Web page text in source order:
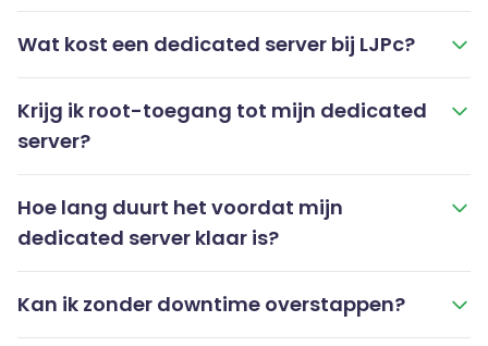
Wat kost een dedicated server bij LJPc?
Krijg ik root-toegang tot mijn dedicated
server?
Hoe lang duurt het voordat mijn
dedicated server klaar is?
Kan ik zonder downtime overstappen?